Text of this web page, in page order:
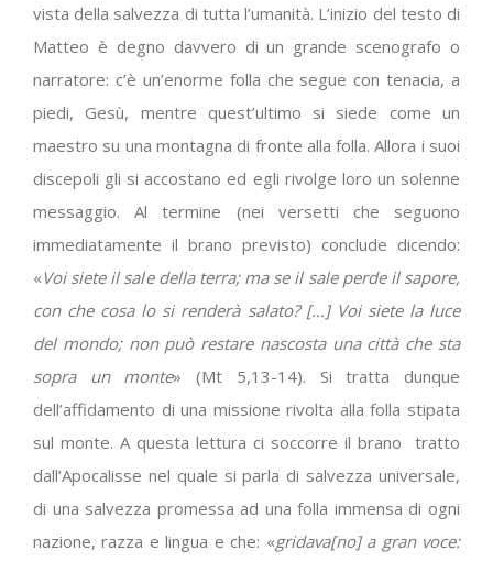
vista della salvezza di tutta l’umanità. L’inizio del testo di
Matteo è degno davvero di un grande scenografo o
narratore: c’è un’enorme folla che segue con tenacia, a
piedi, Gesù, mentre quest’ultimo si siede come un
maestro su una montagna di fronte alla folla. Allora i suoi
discepoli gli si accostano ed egli rivolge loro un solenne
messaggio. Al termine (nei versetti che seguono
immediatamente il brano previsto) conclude dicendo:
«Voi siete il sale della terra; ma se il sale perde il sapore,
con che cosa lo si renderà salato? […] Voi siete la luce
del mondo; non può restare nascosta una città che sta
sopra un monte» (Mt 5,13-14). Si tratta dunque
dell’affidamento di una missione rivolta alla folla stipata
sul monte. A questa lettura ci soccorre il brano
tratto
dall’Apocalisse nel quale si parla di salvezza universale,
di una salvezza promessa ad una folla immensa di ogni
nazione, razza e lingua e che: «gridava[no] a gran voce: